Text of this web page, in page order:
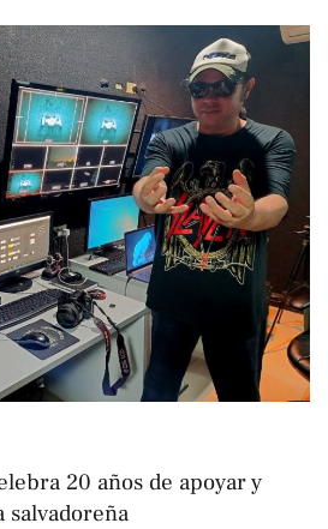
20 años de apoyar y
salvadoreña